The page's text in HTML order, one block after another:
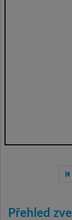
Přehled